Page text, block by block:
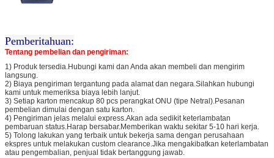
Pemberitahuan:
Tentang pembelian dan pengiriman:
1) Produk tersedia.Hubungi kami dan Anda akan membeli dan mengirim
langsung.
2) Biaya pengiriman tergantung pada alamat dan negara.Silahkan hubungi
kami untuk memeriksa biaya lebih lanjut.
3) Setiap karton mencakup 80 pcs perangkat ONU (tipe Netral).Pesanan
pembelian dimulai dengan satu karton.
4) Pengiriman jelas melalui express.Akan ada sedikit keterlambatan
pembaruan status.Harap bersabar.Memberikan waktu sekitar 5-10 hari kerja.
5) Tolong lakukan yang terbaik untuk bekerja sama dengan perusahaan
ekspres untuk melakukan custom clearance.Jika mengakibatkan keterlambatan
atau pengembalian, penjual tidak bertanggung jawab.